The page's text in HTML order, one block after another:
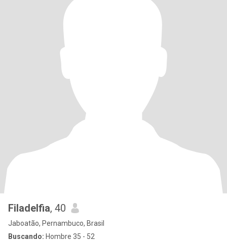
Filadelfia, 40
Jaboatão, Pernambuco, Brasil
Buscando: Hombre 35 - 52